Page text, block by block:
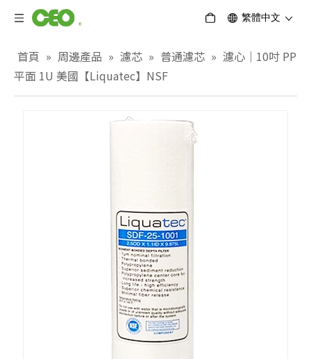
繁體中文
首頁 » 周邊產品 » 濾芯 » 普通濾芯 » 濾心｜10吋 PP
平面 1U 美國【Liquatec】NSF